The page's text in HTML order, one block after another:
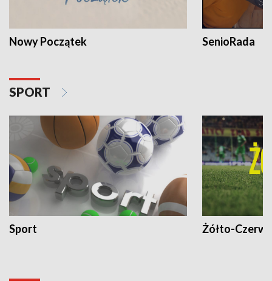
Nowy Początek SenioRada
SPORT
Sport Żółto-